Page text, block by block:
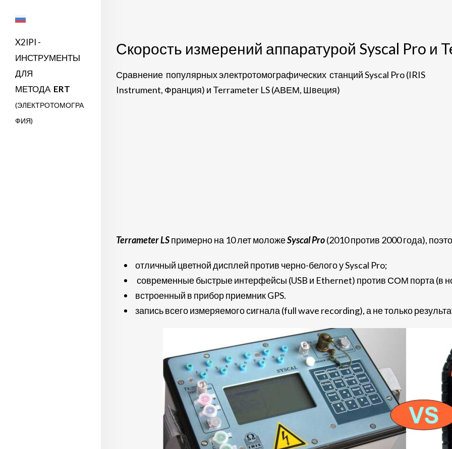
X2IPI -
ИНСТРУМЕНТЫ
ДЛЯ
МЕТОДА ERT
(ЭЛЕКТРОТОМОГРА
ФИЯ)
Скорость измерений аппаратурой Syscal Pro и
Сравнение популярных электротомографических станций Syscal Pro (IRIS
Instrument, Франция) и Terrameter LS (АВЕМ, Швеция)
Terrameter LSпримерно на 10 лет моложеSyscal Pro(2010 против 2000 года),
отличный цветной дисплей против черно-белого у Syscal Pro;
современные быстрые интерфейсы (USB и Ethernet) против СОМ порта (в
встроенный в прибор приемник GPS.
запись всего измеряемого сигнала (full wave recording), а не только